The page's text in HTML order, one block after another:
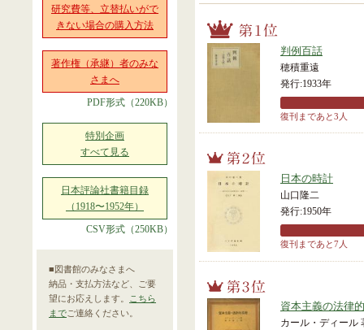
判例百話
穂積重遠
発行:1933年
復刊まであと3人
日本の時計
山口隆二
発行:1950年
復刊まであと7人
資本主義の法律
カール・ディール
研究費等、立替払いがで
きない場合の購入方法
著作権（承継）者のみな
さまへ
PDF形式（220KB）
特別企画
すべて見る
日本評論社書籍目録
（1918〜1952年）
CSV形式（250KB）
■図書館のみなさまへ
納品・支払方法など、ご要
望にお応えします。
こちら
までご連絡ください。